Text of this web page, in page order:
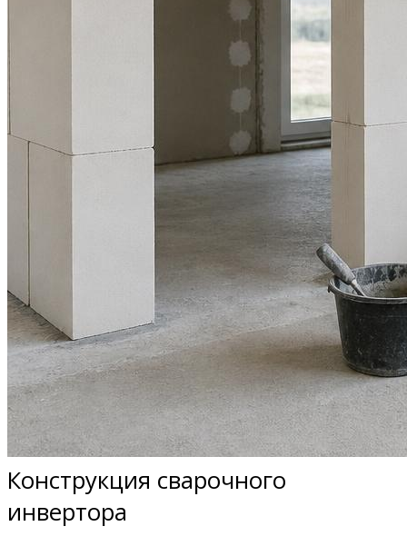
Конструкция сварочного
инвертора